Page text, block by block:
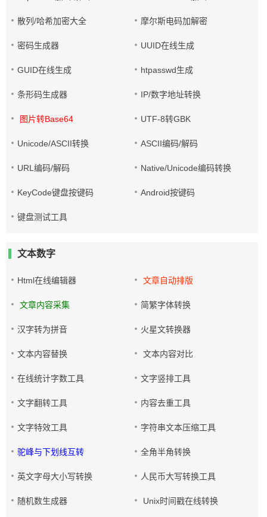
散列/哈希加密大全 摩尔斯电码加解密
密码生成器 UUID在线生成
GUID在线生成 htpasswd生成
条形码生成器 IP/数字地址转换
图片转Base64 UTF-8转GBK
Unicode/ASCII转换 ASCII编码/解码
URL编码/解码 Native/Unicode编码转换
KeyCode键盘按键码 Android按键码
键盘测试工具
文本数字
Html在线编辑器 文章自动排版
文章内容采集 简繁字体转换
汉字转为拼音 火星文转换器
文本内容替换 文本内容对比
在线统计字数工具 文字竖排工具
文字翻转工具 内容去重工具
文字特效工具 字符串文本压缩工具
驼峰与下划线互转 全角半角转换
英文字母大小写转换 人民币大写转换工具
随机数生成器 Unix时间戳在线转换